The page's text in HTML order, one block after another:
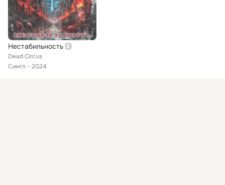
Нестабильность
Dead Circus
Сингл
2024